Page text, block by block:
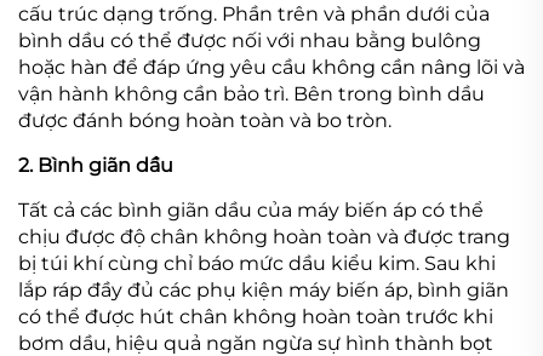
cấu trúc dạng trống. Phần trên và phần dưới của
bình dầu có thể được nối với nhau bằng bulông
hoặc hàn để đáp ứng yêu cầu không cần nâng lõi và
vận hành không cần bảo trì. Bên trong bình dầu
được đánh bóng hoàn toàn và bo tròn.
2. Bình giãn dầu
Tất cả các bình giãn dầu của máy biến áp có thể
chịu được độ chân không hoàn toàn và được trang
bị túi khí cùng chỉ báo mức dầu kiểu kim. Sau khi
lắp ráp đầy đủ các phụ kiện máy biến áp, bình giãn
có thể được hút chân không hoàn toàn trước khi
bơm dầu, hiệu quả ngăn ngừa sự hình thành bọt